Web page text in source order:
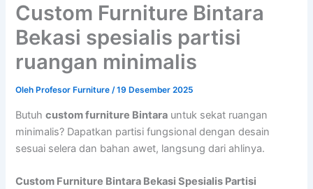
Custom Furniture Bintara
Bekasi spesialis partisi
ruangan minimalis
Oleh Profesor Furniture/19 Desember 2025
Butuhcustom furniture Bintara untuk sekat ruangan
minimalis? Dapatkan partisi fungsional dengan desain
sesuai selera dan bahan awet, langsung dari ahlinya.
Custom Furniture Bintara Bekasi Spesialis Partisi